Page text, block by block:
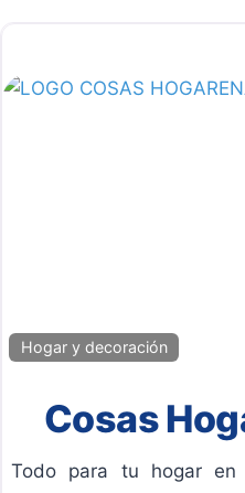
Hogar y decoración
Cosas
Todo para tu hogar en